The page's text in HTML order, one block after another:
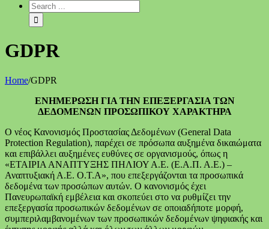
GDPR
Home/GDPR
ENΗΜΕΡΩΣΗ ΓΙΑ ΤΗΝ ΕΠΕΞΕΡΓΑΣΙΑ ΤΩΝ
ΔΕΔΟΜΕΝΩΝ ΠΡΟΣΩΠΙΚΟΥ ΧΑΡΑΚΤΗΡΑ
Ο νέος Κανονισμός Προστασίας Δεδομένων (General Data
Protection Regulation), παρέχει σε πρόσωπα αυξημένα δικαιώματα
και επιβάλλει αυξημένες ευθύνες σε οργανισμούς, όπως η
«ΕΤΑΙΡΙΑ ΑΝΑΠΤΥΞΗΣ ΠΗΛΙΟΥ Α.Ε. (Ε.Α.Π. Α.Ε.) –
Αναπτυξιακή Α.Ε. Ο.Τ.Α», που επεξεργάζονται τα προσωπικά
δεδομένα των προσώπων αυτών. Ο κανονισμός έχει
Πανευρωπαϊκή εμβέλεια και σκοπεύει στο να ρυθμίζει την
επεξεργασία προσωπικών δεδομένων σε οποιαδήποτε μορφή,
συμπεριλαμβανομένων των προσωπικών δεδομένων ψηφιακής και